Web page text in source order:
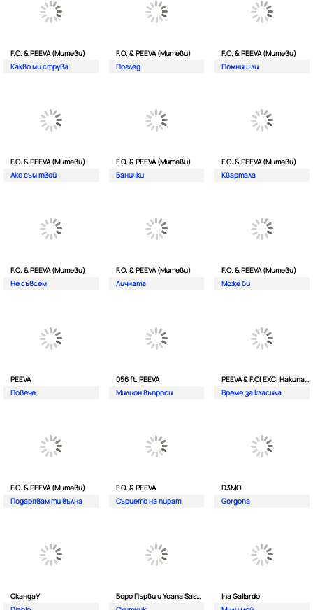
F.O. & PEEVA (Митеви)
Какво ми струва
F.O. & PEEVA (Митеви)
Поглед
F.O. & PEEVA (Митеви)
Помниш ли
F.O. & PEEVA (Митеви)
Ако съм твой
F.O. & PEEVA (Митеви)
Банички
F.O. & PEEVA (Митеви)
Квартала
F.O. & PEEVA (Митеви)
Не съвсем
F.O. & PEEVA (Митеви)
Личната
F.O. & PEEVA (Митеви)
Мoже би
PEEVA
Повече
056 ft. PEEVA
Милион въпроси
PEEVA & F.O| EXC| Hakunata ft. Tri'o Quatro
Време за класика
F.O. & PEEVA (Митеви)
Подарявам ти вълна
F.O. & PEEVA
Сърцето на пират
D3MO
Gorgona
СкандаУ
Боро Първи и Yoana Sashova
Ina Gallardo